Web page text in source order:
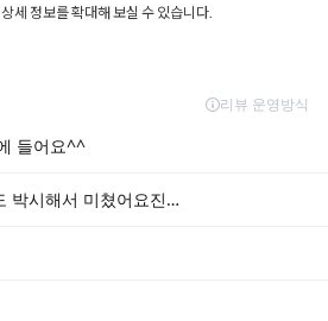
상세 정보를 확대해 보실 수 있습니다.